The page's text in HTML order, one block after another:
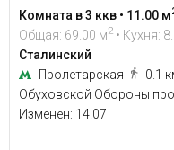
Комната в 3 ккв • 11.00 м
Общая: 69.00 м2 • Кухня:
Сталинский
Пролетарская
0.1
Обуховской Обороны
Изменен: 14.07